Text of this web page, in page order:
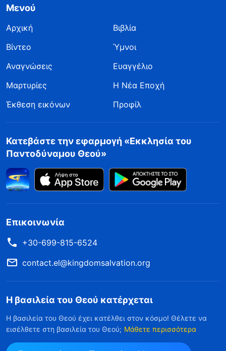
Μενού
Αρχική
Βιβλία
Βίντεο
Ύμνοι
Αναγνώσεις
Ευαγγέλιο
Μαρτυρίες
Η Νέα Εποχή
Έκθεση εικόνων
Προφίλ
Κατεβάστε την εφαρμογή «Εκκλησία του
Παντοδύναμου Θεού»
Επικοινωνία
+30-699-815-6524
contact.el@kingdomsalvation.org
Η βασιλεία του Θεού κατέρχεται
Η βασιλεία του Θεού έχει κατέλθει στον κόσμο! Θέλετε να
εισέλθετε στη βασιλεία του Θεού; Μάθετε περισσότερα